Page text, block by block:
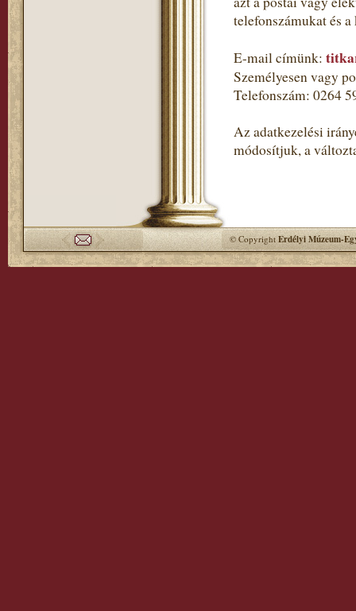
telefonszámukat és
E-mail címünk:
Személyesen vagy
Telefonszám: 0264
Az adatkezelési
módosítjuk, a
© CopyrightErdélyi Múzeum-